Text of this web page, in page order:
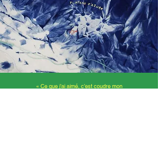
« Ce que j’ai aimé, c’est coudre mon